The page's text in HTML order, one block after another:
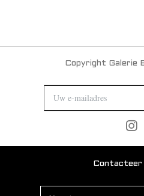
Copyright Galerie
Contacteer